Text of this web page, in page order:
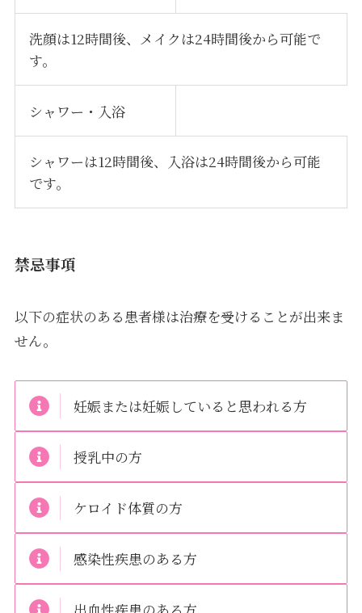
洗顔は12時間後、メイクは24時間後から可能で
す。
シャワー・入浴
シャワーは12時間後、入浴は24時間後から可能
です。
禁忌事項
以下の症状のある患者様は治療を受けることが出来ま
せん。
妊娠または妊娠していると思われる方
授乳中の方
ケロイド体質の方
感染性疾患のある方